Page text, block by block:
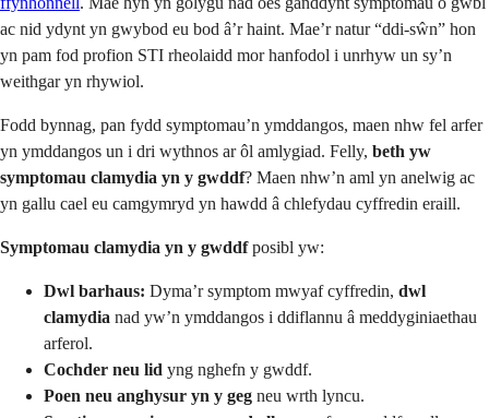
ac nid ydynt yn gwybod eu bod â’r haint. Mae’r natur “ddi-sŵn” hon
yn pam fod profion STI rheolaidd mor hanfodol i unrhyw un sy’n
weithgar yn rhywiol.
Fodd bynnag, pan fydd symptomau’n ymddangos, maen nhw fel arfer
yn ymddangos un i dri wythnos ar ôl amlygiad. Felly, beth yw
symptomau clamydia yn y gwddf? Maen nhw’n aml yn anelwig ac
yn gallu cael eu camgymryd yn hawdd â chlefydau cyffredin eraill.
Symptomau clamydia yn y gwddfposibl yw:
Dwl barhaus: Dyma’r symptom mwyaf cyffredin, dwl
clamydia nad yw’n ymddangos i ddiflannu â meddyginiaethau
arferol.
Cochder neu lid yng nghefn y gwddf.
Poen neu anghysur yn y geg neu wrth lyncu.